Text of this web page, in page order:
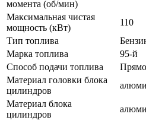
момента (об/мин)
Максимальная чистая
мощность (кВт)
110
Тип топлива
Марка топлива
95-й
Способ подачи топлива
Материал головки блока
цилиндров
Материал блока
цилиндров